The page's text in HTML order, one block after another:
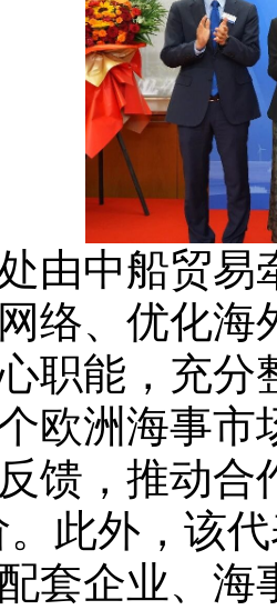
中船贸易
络、优化海
职能，充分
欧洲海事
馈，推动合
。此外，该
套企业、海